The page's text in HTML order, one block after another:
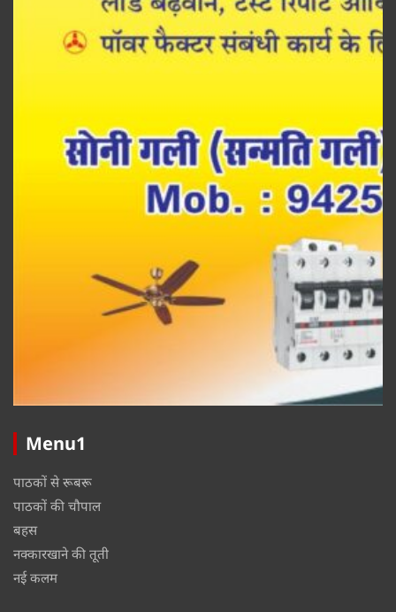
Menu1
पाठकों से रूबरू
पाठकों की चौपाल
बहस
नक्कारखाने की तूती
नई कलम